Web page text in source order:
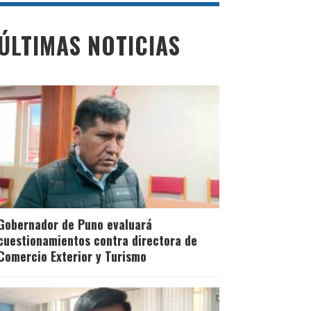
NOTICIAS
de Puno evaluará
contra directora de
Exterior y Turismo